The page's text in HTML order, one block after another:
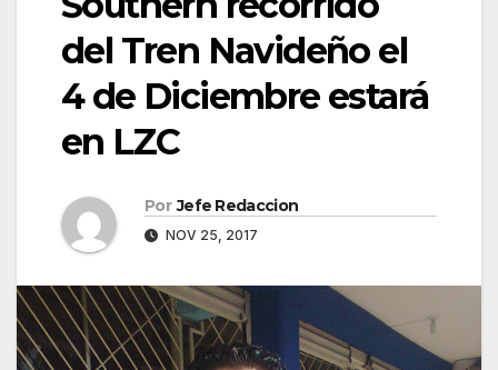
del Tren Navideño el
4 de Diciembre estará
en LZC
Por Jefe Redaccion
NOV 25, 2017